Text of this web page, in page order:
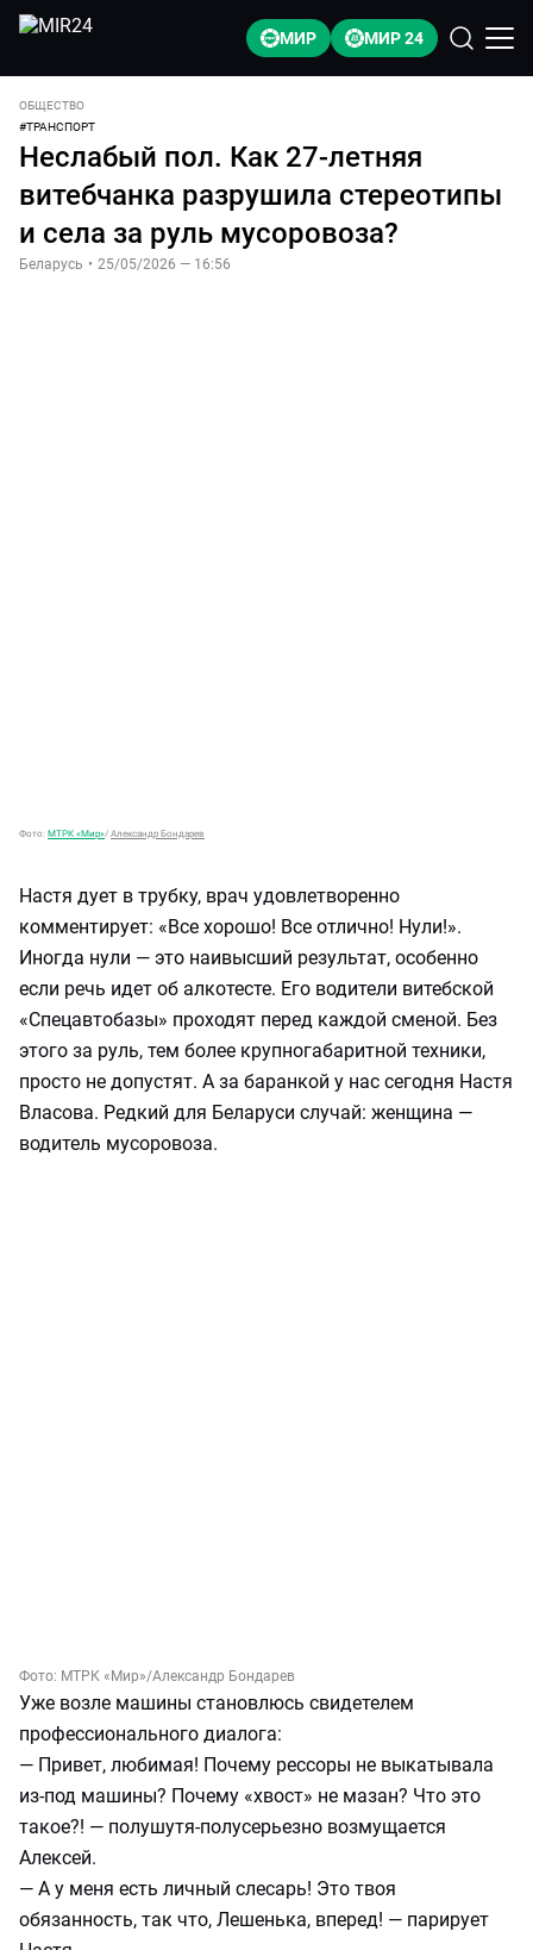
МИР МИР 24
ОБЩЕСТВО
#ТРАНСПОРТ
Неслабый пол. Как 27-летняя
витебчанка разрушила стереотипы
и села за руль мусоровоза?
Беларусь • 25/05/2026 — 16:56
Фото: МТРК «Мир»/ Александр Бондарев
Настя дует в трубку, врач удовлетворенно
комментирует: «Все хорошо! Все отлично! Нули!».
Иногда нули — это наивысший результат, особенно
если речь идет об алкотесте. Его водители витебской
«Спецавтобазы» проходят перед каждой сменой. Без
этого за руль, тем более крупногабаритной техники,
просто не допустят. А за баранкой у нас сегодня Настя
Власова. Редкий для Беларуси случай: женщина —
водитель мусоровоза.
Фото: МТРК «Мир»/Александр Бондарев
Уже возле машины становлюсь свидетелем
профессионального диалога:
— Привет, любимая! Почему рессоры не выкатывала
из-под машины? Почему «хвост» не мазан? Что это
такое?! — полушутя-полусерьезно возмущается
Алексей.
— А у меня есть личный слесарь! Это твоя
обязанность, так что, Лешенька, вперед! — парирует